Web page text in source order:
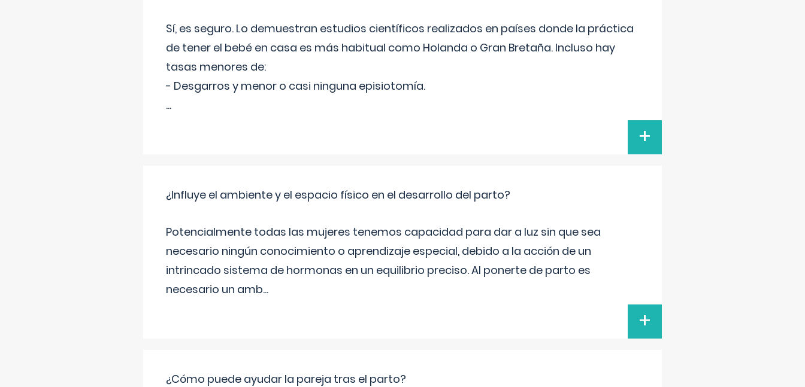
Sí, es seguro. Lo demuestran estudios científicos realizados en países donde la práctica
de tener el bebé en casa es más habitual como Holanda o Gran Bretaña. Incluso hay
tasas menores de:
- Desgarros y menor o casi ninguna episiotomía.
...
+
¿Influye el ambiente y el espacio físico en el desarrollo del parto?
Potencialmente todas las mujeres tenemos capacidad para dar a luz sin que sea
necesario ningún conocimiento o aprendizaje especial, debido a la acción de un
intrincado sistema de hormonas en un equilibrio preciso. Al ponerte de parto es
necesario un amb...
+
¿Cómo puede ayudar la pareja tras el parto?